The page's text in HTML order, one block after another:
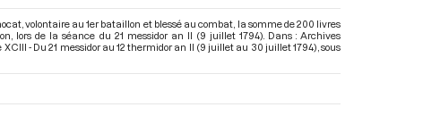
volontaire au 1er bataillon et blessé au combat, la somme de 200 livres
lors de la séance du 21 messidor an II (9 juillet 1794). Dans : Archives
- Du 21 messidor au 12 thermidor an II (9 juillet au 30 juillet 1794) , sous